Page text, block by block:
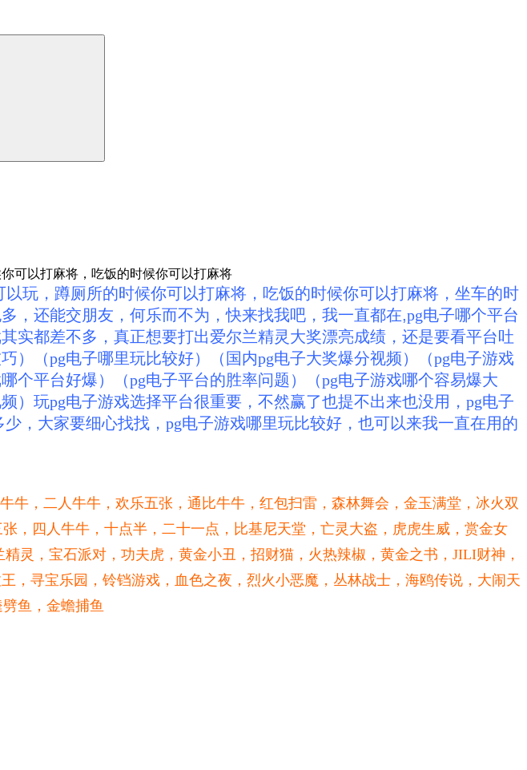
可以打麻将，吃饭的时候你可以打麻将
以玩，蹲厕所的时候你可以打麻将，吃饭的时候你可以打麻将，坐车的时
，还能交朋友，何乐而不为，快来找我吧，我一直都在,pg电子哪个平台
实都差不多，真正想要打出爱尔兰精灵大奖漂亮成绩，还是要看平台吐
）（pg电子哪里玩比较好）（国内pg电子大奖爆分视频）（pg电子游戏
个平台好爆）（pg电子平台的胜率问题）（pg电子游戏哪个容易爆大
）玩pg电子游戏选择平台很重要，不然赢了也提不出来也没用，pg电子
，大家要细心找找，pg电子游戏哪里玩比较好，也可以来我一直在用的
牛，二人牛牛，欢乐五张，通比牛牛， 红包扫雷，森林舞会， 金玉满堂，冰火双
，四人牛牛，十点半，二十一点， 比基尼天堂，亡灵大盗，虎虎生威，赏金女
灵，宝石派对，功夫虎，黄金小丑，招财猫，火热辣椒，黄金之书，JILI财神，
寻宝乐园，铃铛游戏，血色之夜，烈火小恶魔，丛林战士，海鸥传说， 大闹天
鱼，金蟾捕鱼